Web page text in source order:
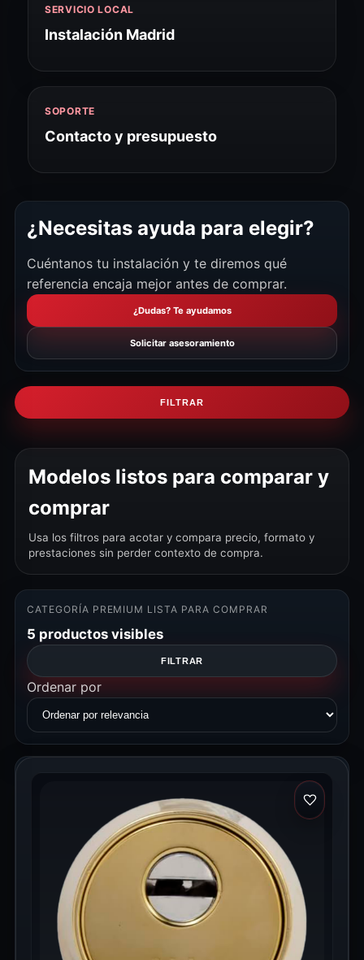
SERVICIO LOCAL
Instalación Madrid
SOPORTE
Contacto y presupuesto
¿Necesitas ayuda para elegir?
Cuéntanos tu instalación y te diremos qué
referencia encaja mejor antes de comprar.
¿Dudas? Te ayudamos
Solicitar asesoramiento
FILTRAR
Modelos listos para comparar y
comprar
Usa los filtros para acotar y compara precio, formato y
prestaciones sin perder contexto de compra.
CATEGORÍA PREMIUM LISTA PARA COMPRAR
5 productos visibles
FILTRAR
Ordenar por